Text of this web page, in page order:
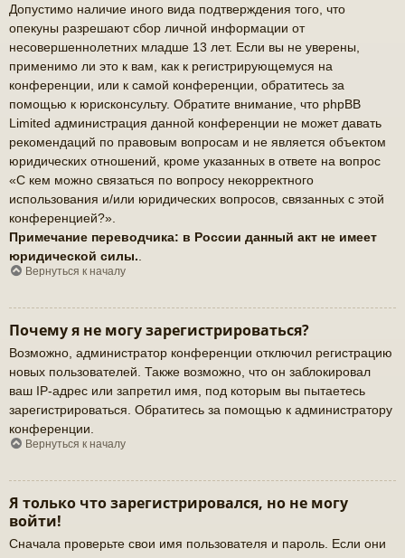
Допустимо наличие иного вида подтверждения того, что
опекуны разрешают сбор личной информации от
несовершеннолетних младше 13 лет. Если вы не уверены,
применимо ли это к вам, как к регистрирующемуся на
конференции, или к самой конференции, обратитесь за
помощью к юрисконсульту. Обратите внимание, что phpBB
Limited администрация данной конференции не может давать
рекомендаций по правовым вопросам и не является объектом
юридических отношений, кроме указанных в ответе на вопрос
«С кем можно связаться по вопросу некорректного
использования и/или юридических вопросов, связанных с этой
конференцией?».
Примечание переводчика: в России данный акт не имеет
юридической силы.
Вернуться к началу
Почему я не могу зарегистрироваться?
Возможно, администратор конференции отключил регистрацию
новых пользователей. Также возможно, что он заблокировал
ваш IP-адрес или запретил имя, под которым вы пытаетесь
зарегистрироваться. Обратитесь за помощью к администратору
конференции.
Вернуться к началу
Я только что зарегистрировался, но не могу
войти!
Сначала проверьте свои имя пользователя и пароль. Если они